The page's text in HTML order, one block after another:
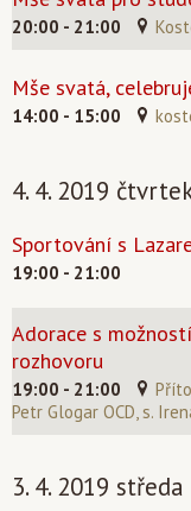
20:00 - 21:00
Mše svatá,
14:00 - 15:00
4. 4. 2019
Sportování s
19:00 - 21:00
Adorace s
rozhovoru
19:00 - 21:00
Petr Glogar OCD, s.
3. 4. 2019 středa